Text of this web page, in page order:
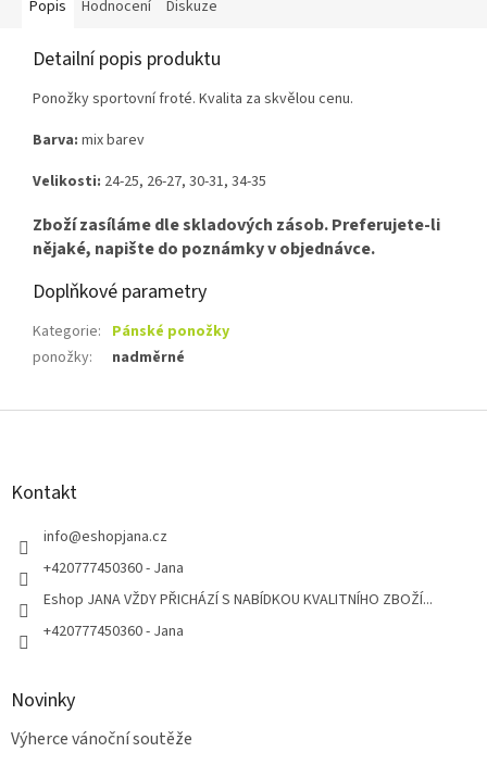
Popis Hodnocení Diskuze
Detailní popis produktu
Ponožky sportovní froté. Kvalita za skvělou cenu.
Barva: mix barev
Velikosti: 24-25, 26-27, 30-31, 34-35
Zboží zasíláme dle skladových zásob. Preferujete-li
nějaké, napište do poznámky v objednávce.
Doplňkové parametry
Kategorie: Pánské ponožky
ponožky: nadměrné
Z
Kontakt
info@eshopjana.cz
+420777450360 - Jana
Eshop JANA VŽDY PŘICHÁZÍ S NABÍDKOU KVALITNÍHO ZBOŽÍ...
+420777450360 - Jana
Novinky
Výherce vánoční soutěže